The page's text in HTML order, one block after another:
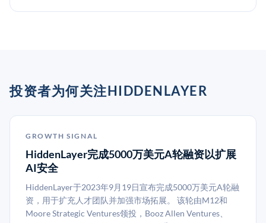
投资者为何关注HIDDENLAYER
GROWTH SIGNAL
HiddenLayer完成5000万美元A轮融资以扩展
AI安全
HiddenLayer于2023年9月19日宣布完成5000万美元A轮融
资，用于扩充人才团队并加强市场拓展。 该轮由M12和
Moore Strategic Ventures领投，Booz Allen Ventures、